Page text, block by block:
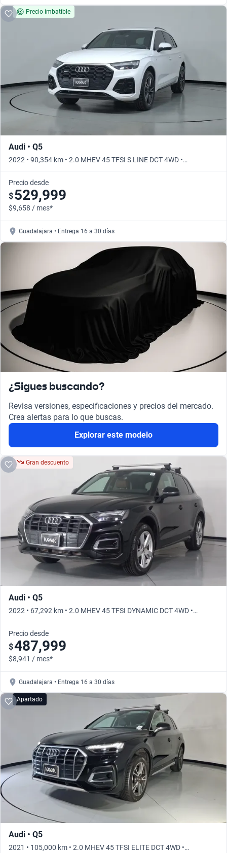
Precio imbatible
Audi • Q5
2022 • 90,354 km • 2.0 MHEV 45 TFSI S LINE DCT 4WD •
Automático
Precio desde
$529,999
$9,658 / mes*
Guadalajara • Entrega 16 a 30 días
¿Sigues buscando?
Revisa versiones, especificaciones y precios del mercado.
Crea alertas para lo que buscas.
Explorar este modelo
Gran descuento
Audi • Q5
2022 • 67,292 km • 2.0 MHEV 45 TFSI DYNAMIC DCT 4WD •
Automático
Precio desde
$487,999
$8,941 / mes*
Guadalajara • Entrega 16 a 30 días
Apartado
Audi • Q5
2021 • 105,000 km • 2.0 MHEV 45 TFSI ELITE DCT 4WD •